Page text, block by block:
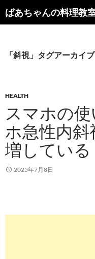
ン索
「斜視」タグアーカイブ
HEALTH
スマホの
ホ急性内斜
増している
2025年7月8日